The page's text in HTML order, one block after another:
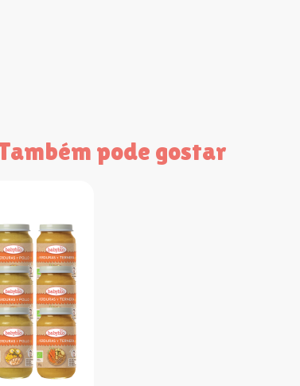
pode gostar